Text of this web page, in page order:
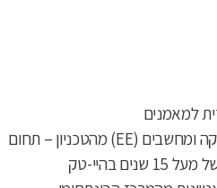
למאמנים
B.Sc בהנדסת אלקטרוניקה ומחשבים (EE) מהטכניון – תחום
בהיי-טק